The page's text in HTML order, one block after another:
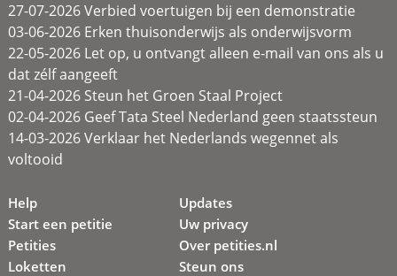
27-07-2026 Verbied voertuigen bij een demonstratie
03-06-2026 Erken thuisonderwijs als onderwijsvorm
22-05-2026 Let op, u ontvangt alleen e-mail van ons als u
dat zélf aangeeft
21-04-2026 Steun het Groen Staal Project
02-04-2026 Geef Tata Steel Nederland geen staatssteun
14-03-2026 Verklaar het Nederlands wegennet als
voltooid
Help
Start een petitie
Petities
Loketten
Updates
Uw privacy
Over petities.nl
Steun ons